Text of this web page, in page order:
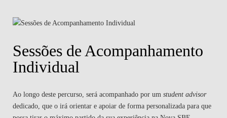
Sessões de Acompanhamento
Individual
Ao longo deste percurso, será acompanhado por um student advisor
dedicado, que o irá orientar e apoiar de forma personalizada para que